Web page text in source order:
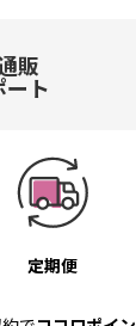
販
ート
定期便